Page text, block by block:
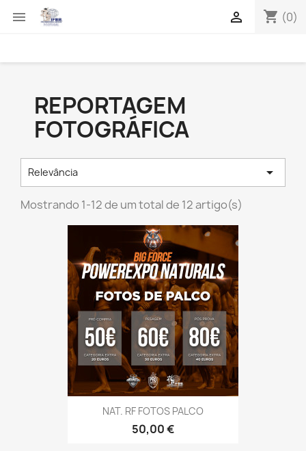
 shopping_cart (0)

REPORTAGEM
FOTOGRÁFICA
Relevância 
Mostrando 1-12 de um total de 12 artigo(s)
NAT. RF FOTOS PALCO
Preço
50,00 €